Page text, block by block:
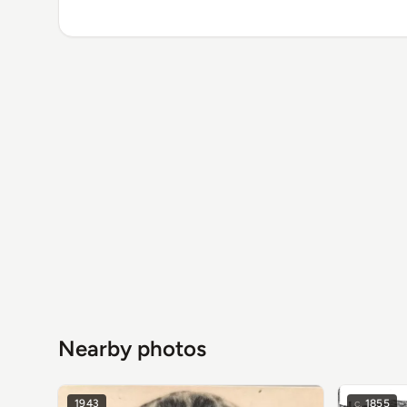
Nearby photos
1943 c.1855